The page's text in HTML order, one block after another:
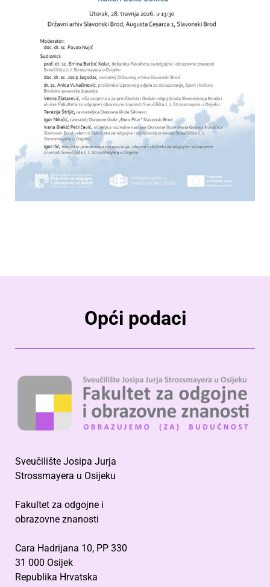
Opći podaci
Sveučilište Josipa Jurja
Strossmayera u Osijeku
Fakultet za odgojne i
obrazovne znanosti
Cara Hadrijana 10, PP 330
31 000 Osijek
Republika Hrvatska